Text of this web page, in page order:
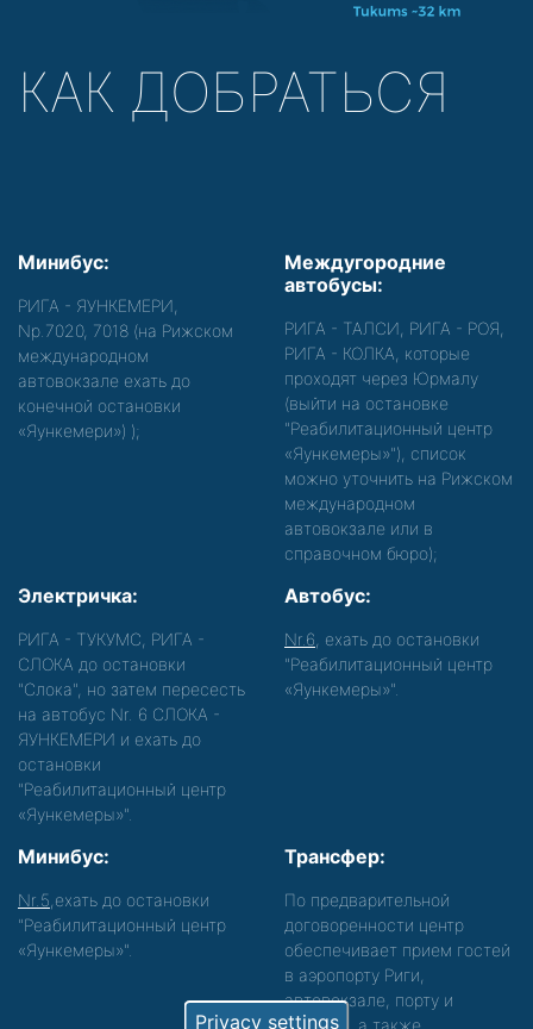
КАК ДОБРАТЬСЯ
Минибус:
РИГА - ЯУНКЕМЕРИ,
Nр.7020, 7018 (на Рижском
международном
автовокзале ехать до
конечной остановки
«Яункемери») );
Междугородние
автобусы:
РИГА - ТАЛСИ, РИГА - РОЯ,
РИГА - КОЛКА, которые
проходят через Юрмалу
(выйти на остановке
"Реабилитационный центр
«Яункемеры»"), список
можно уточнить на Рижском
международном
автовокзале или в
справочном бюро);
Электричка:
РИГА - ТУКУМС, РИГА -
СЛОКА до остановки
"Слока", но затем пересесть
на автобус Nr. 6 СЛОКА -
ЯУНКЕМЕРИ и ехать до
остановки
"Реабилитационный центр
«Яункемеры»".
Автобус:
Nr.6 , ехать до остановки
"Реабилитационный центр
«Яункемеры»".
Минибус:
Nr.5 ,ехать до остановки
"Реабилитационный центр
«Яункемеры»".
Трансфер:
По предварительной
договоренности центр
обеспечивает прием гостей
в аэропорту Риги,
автовокзале, порту и
вокзале, а также
Privacy settings